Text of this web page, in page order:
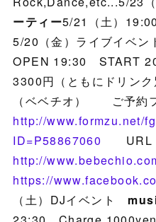
ーティー5/21（土）
5/20（金）ライブイベ
OPEN 19:30 START
3300円（ともにドリン
（ベベチオ） ご予約
http://www.formzu.net/
ID=P58867060 URL
http://
https://
（土）DJイベント